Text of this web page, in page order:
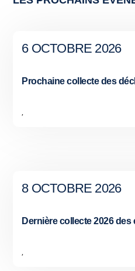
6 OCTOBRE 2026
Prochaine collecte des
8 OCTOBRE 2026
Dernière collecte 2026